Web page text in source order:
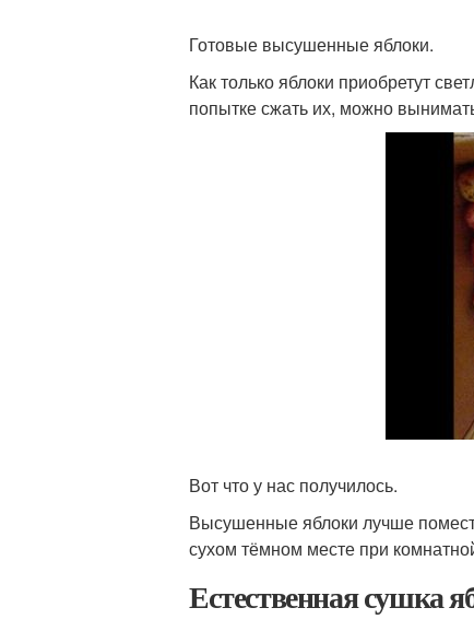
Готовые высушенные яблоки.
Как только яблоки приобретут
попытке сжать их, можно
Вот что у нас получилось.
Высушенные яблоки лучше
сухом тёмном месте при
Естественная сушка